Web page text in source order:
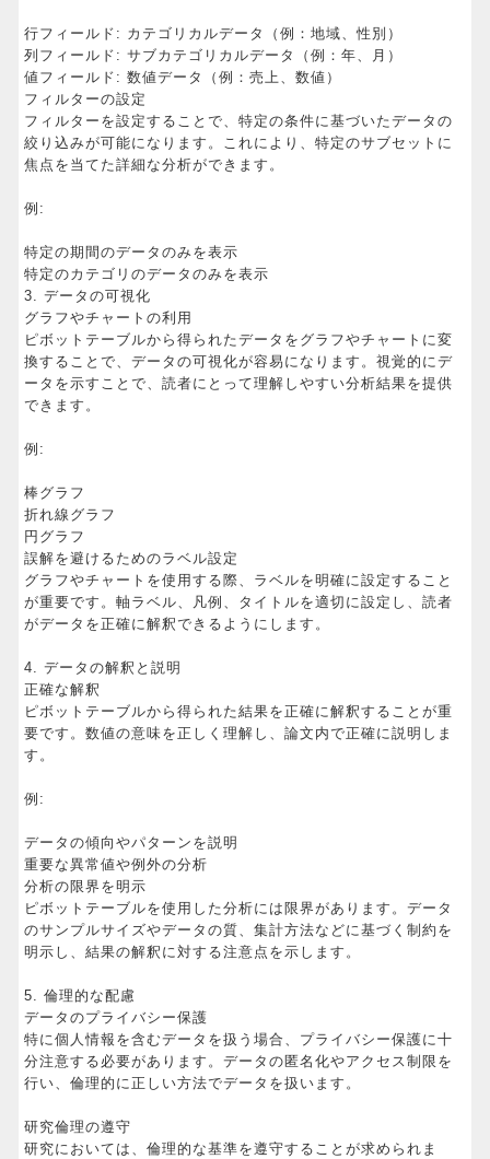
行フィールド: カテゴリカルデータ（例：地域、性別）
列フィールド: サブカテゴリカルデータ（例：年、月）
値フィールド: 数値データ（例：売上、数値）
フィルターの設定
フィルターを設定することで、特定の条件に基づいたデータの
絞り込みが可能になります。これにより、特定のサブセットに
焦点を当てた詳細な分析ができます。
例:
特定の期間のデータのみを表示
特定のカテゴリのデータのみを表示
3. データの可視化
グラフやチャートの利用
ピボットテーブルから得られたデータをグラフやチャートに変
換することで、データの可視化が容易になります。視覚的にデ
ータを示すことで、読者にとって理解しやすい分析結果を提供
できます。
例:
棒グラフ
折れ線グラフ
円グラフ
誤解を避けるためのラベル設定
グラフやチャートを使用する際、ラベルを明確に設定すること
が重要です。軸ラベル、凡例、タイトルを適切に設定し、読者
がデータを正確に解釈できるようにします。
4. データの解釈と説明
正確な解釈
ピボットテーブルから得られた結果を正確に解釈することが重
要です。数値の意味を正しく理解し、論文内で正確に説明しま
す。
例:
データの傾向やパターンを説明
重要な異常値や例外の分析
分析の限界を明示
ピボットテーブルを使用した分析には限界があります。データ
のサンプルサイズやデータの質、集計方法などに基づく制約を
明示し、結果の解釈に対する注意点を示します。
5. 倫理的な配慮
データのプライバシー保護
特に個人情報を含むデータを扱う場合、プライバシー保護に十
分注意する必要があります。データの匿名化やアクセス制限を
行い、倫理的に正しい方法でデータを扱います。
研究倫理の遵守
研究においては、倫理的な基準を遵守することが求められま